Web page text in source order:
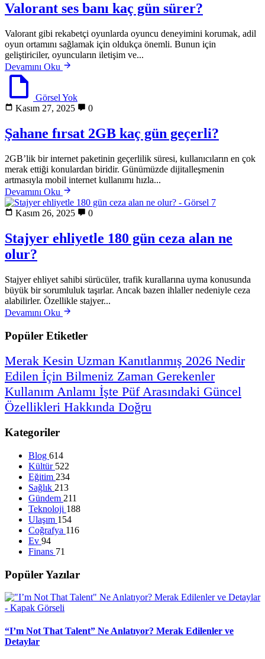
Valorant ses banı kaç gün sürer?
Valorant gibi rekabetçi oyunlarda oyuncu deneyimini korumak, adil
oyun ortamını sağlamak için oldukça önemli. Bunun için
geliştiriciler, oyuncuların iletişim ve...
Devamını Oku
Görsel Yok
Kasım 27, 2025
0
Şahane fırsat 2GB kaç gün geçerli?
2GB’lik bir internet paketinin geçerlilik süresi, kullanıcıların en çok
merak ettiği konulardan biridir. Günümüzde dijitalleşmenin
artmasıyla mobil internet kullanımı hızla...
Devamını Oku
Kasım 26, 2025 0
Stajyer ehliyetle 180 gün ceza alan ne
olur?
Stajyer ehliyet sahibi sürücüler, trafik kurallarına uyma konusunda
büyük bir sorumluluk taşırlar. Ancak bazen ihlaller nedeniyle ceza
alabilirler. Özellikle stajyer...
Devamını Oku
Popüler Etiketler
Merak Kesin Uzman Kanıtlanmış 2026 Nedir
Edilen İçin Bilmeniz Zaman Gerekenler
Kullanım Anlamı İşte PüfArasındaki Güncel
Özellikleri Hakkında Doğru
Kategoriler
Blog 614
Kültür 522
Eğitim 234
Sağlık 213
Gündem 211
Teknoloji 188
Ulaşım 154
Coğrafya 116
Ev 94
Finans 71
Popüler Yazılar
“I’m Not That Talent” Ne Anlatıyor? Merak Edilenler ve
Detaylar